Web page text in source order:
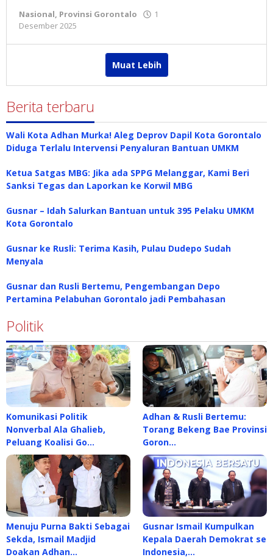
Nasional, Provinsi Gorontalo
1
Desember 2025
Muat Lebih
Berita terbaru
Wali Kota Adhan Murka! Aleg Deprov Dapil Kota Gorontalo
Diduga Terlalu Intervensi Penyaluran Bantuan UMKM
Ketua Satgas MBG: Jika ada SPPG Melanggar, Kami Beri
Sanksi Tegas dan Laporkan ke Korwil MBG
Gusnar – Idah Salurkan Bantuan untuk 395 Pelaku UMKM
Kota Gorontalo
Gusnar ke Rusli: Terima Kasih, Pulau Dudepo Sudah
Menyala
Gusnar dan Rusli Bertemu, Pengembangan Depo
Pertamina Pelabuhan Gorontalo jadi Pembahasan
Politik
Komunikasi Politik
Nonverbal Ala Ghalieb,
Peluang Koalisi Go…
Adhan & Rusli Bertemu:
Torang Bekeng Bae Provinsi
Goron…
Menuju Purna Bakti Sebagai
Sekda, Ismail Madjid
Doakan Adhan…
Gusnar Ismail Kumpulkan
Kepala Daerah Demokrat se
Indonesia,…